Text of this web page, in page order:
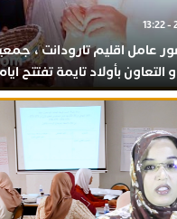
عامل اقليم تارودانت ،
التعاون بأولاد تايمة تفتتح